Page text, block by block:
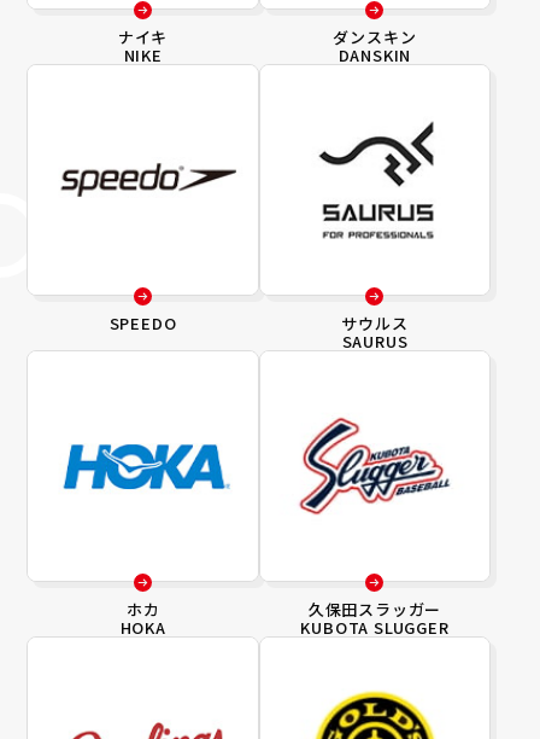
ナイキ
NIKE
ダンスキン
DANSKIN
SPEEDO サウルス
SAURUS
ホカ
HOKA
久保田スラッガー
KUBOTA SLUGGER